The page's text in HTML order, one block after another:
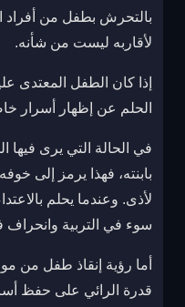
بالتحرش بطفل من أفراد
لأقاربه ليست من شأنه.
إذا كان الطفل المعتدى
الحلم عن إظهار أسرار
في الحالة التي يرى
بابنته، فهذا يرمز إلى
لأذى. وعندما يحلم
سوء في التربية وانحراف
أما رؤية إنقاذ طفل من
قدرة الرائي على حفظ